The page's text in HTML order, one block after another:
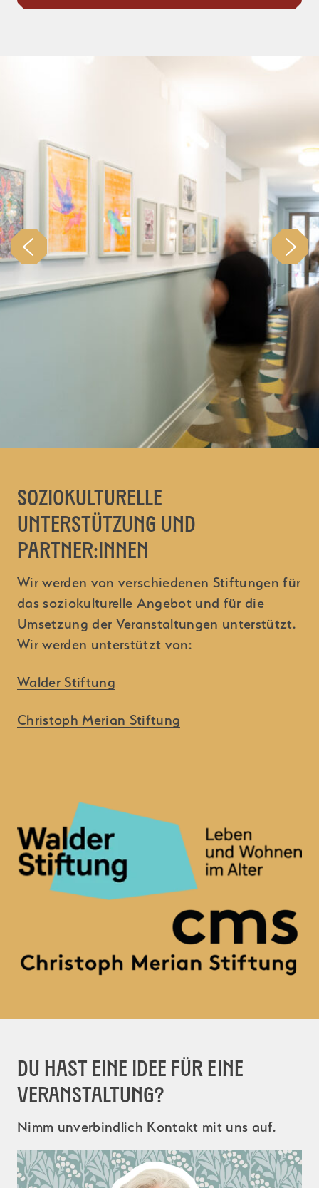
Soziokulturelle
Unterstützung und
Partner:innen
Wir werden von verschiedenen Stiftungen für
das soziokulturelle Angebot und für die
Umsetzung der Veranstaltungen unterstützt.
Wir werden unterstützt von:
Walder Stiftung
Christoph Merian Stiftung
Du hast eine Idee für eine
Veranstaltung?
Nimm unverbindlich Kontakt mit uns auf.